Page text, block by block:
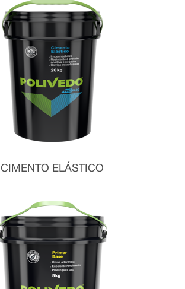
CIMENTO ELÁSTICO